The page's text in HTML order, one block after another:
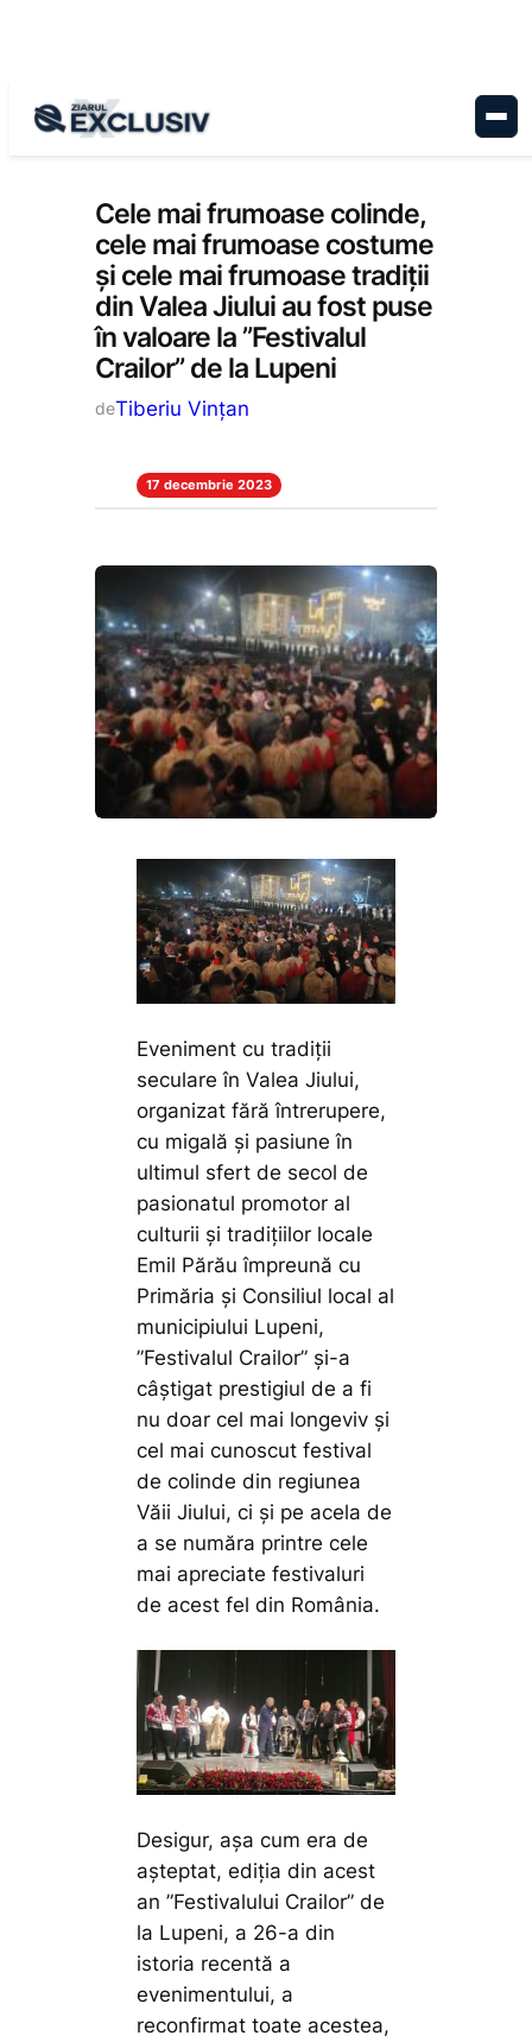
Stiri la zi
Cele mai frumoase colinde,
cele mai frumoase costume
și cele mai frumoase tradiții
din Valea Jiului au fost puse
în valoare la ”Festivalul
Crailor” de la Lupeni
deTiberiu Vințan
17 decembrie 2023
Eveniment cu tradiții
seculare în Valea Jiului,
organizat fără întrerupere,
cu migală și pasiune în
ultimul sfert de secol de
pasionatul promotor al
culturii și tradițiilor locale
Emil Părău împreună cu
Primăria și Consiliul local al
municipiului Lupeni,
”Festivalul Crailor” și-a
câștigat prestigiul de a fi
nu doar cel mai longeviv și
cel mai cunoscut festival
de colinde din regiunea
Văii Jiului, ci și pe acela de
a se număra printre cele
mai apreciate festivaluri
de acest fel din România.
Desigur, așa cum era de
așteptat, ediția din acest
an ”Festivalului Crailor” de
la Lupeni, a 26-a din
istoria recentă a
evenimentului, a
reconfirmat toate acestea,